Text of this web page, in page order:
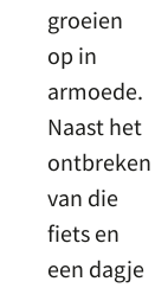
groeien
op in
armoede.
Naast het
ontbreken
van die
fiets en
een dagje